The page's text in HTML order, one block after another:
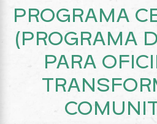
PROGRAMA
(PROGRAMA
PARA